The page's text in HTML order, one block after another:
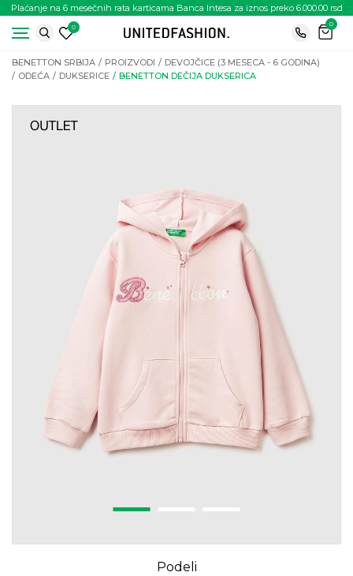
Plaćanje na 6 mesečnih rata karticama Banca Intesa za iznos preko 6.000.00 rsd
0
0
BENETTON SRBIJA PROIZVODI
DEVOJČICE (3 MESECA - 6 GODINA)
ODEĆA
DUKSERICE BENETTON DEČIJA DUKSERICA
Podeli